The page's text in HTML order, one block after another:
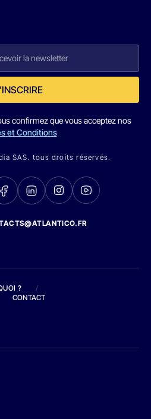
confirmez que vous acceptez nos
et Conditions
SAS. tous droits réservés.
?
/
CONTACT